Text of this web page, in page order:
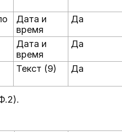
Дата и
время
Да
Дата и
время
Да
Текст (9) Да